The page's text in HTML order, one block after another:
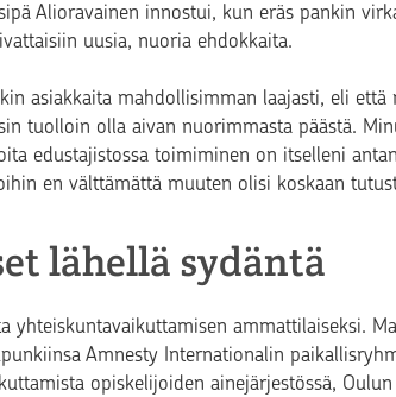
Alioravainen innostui, kun eräs pankin
uusia, nuoria ehdokkaita.
asiakkaita mahdollisimman laajasti, eli että
tuolloin olla aivan nuorimmasta päästä.
edustajistossa toimiminen on itselleni
en välttämättä muuten olisi koskaan
lähellä sydäntä
yhteiskuntavaikuttamisen ammattilaiseksi.
Amnesty Internationalin
opiskelijoiden ainejärjestössä, Oulun